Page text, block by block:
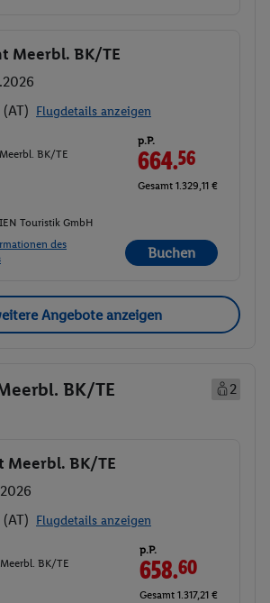
Meerbl. BK/TE
Flugdetails anzeigen
BK/TE
p.P.
664.56
Gesamt 1.329,11 €
Touristik GmbH
des
Buchen
Angebote anzeigen
BK/TE
2
Meerbl. BK/TE
Flugdetails anzeigen
BK/TE
p.P.
658.60
Gesamt 1.317,21 €